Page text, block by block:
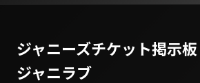
ジャニーズチケット掲示
ジャニラブ